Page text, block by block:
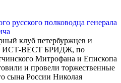
русского полководца генерала
клуб петербуржцев и
ИСТ-ВЕСТ БРИДЖ, по
Митрофана и Епископа
и провели торжественные
сына России Николая